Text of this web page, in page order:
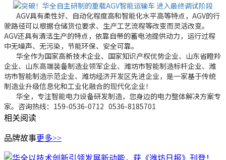
AGV具有柔性好、自动化程度高和智能化水平高等特点，AGV的行
驶路径可以根据仓储货位要求、生产工艺流程等改变而灵活改变。
AGV还具有清洁生产的特点，依靠自带的蓄电池提供动力，运行过程
中无噪声、无污染，节能环保、安全可靠。
华全作为国家高新技术企业、国家知识产权优势企业、山东省瞪羚
企业、山东高端装备制造业领军企业、潍坊市智能制造标杆企业、潍
坊市智能制造示范企业、潍坊经济开发区先进企业，是一家基于传统
制造业升级信息化和工业化融合的现代化企业！
华全，专注智能电力设备研发制造，您身边的电力整体解决方案专
家。咨询热线：159-0536-0712 0536-8185701
相关阅读
品牌故事更多>>